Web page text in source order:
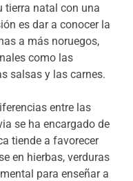
tierra natal con una
es dar a conocer la
a más noruegos,
como las
salsas y las carnes.
entre las
se ha encargado de
tiende a favorecer
en hierbas, verduras
para enseñar a